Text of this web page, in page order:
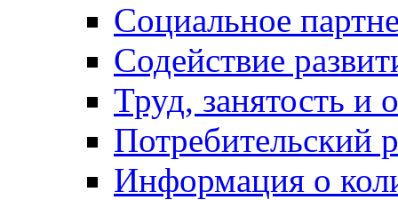
Социальное
Содействие
Труд, занятость и
Потребительский
Информация о